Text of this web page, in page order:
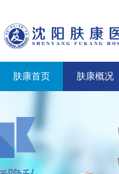
肤康首页 肤康概况